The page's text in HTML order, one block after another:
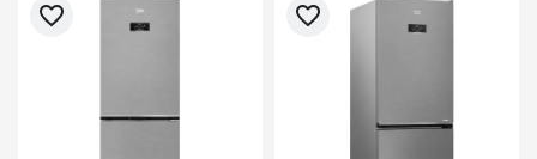
favorite_border favorite_border